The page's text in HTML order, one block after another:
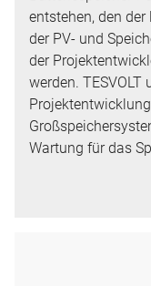
entstehen, den der
der PV- und
der
werden.
Wartung für das